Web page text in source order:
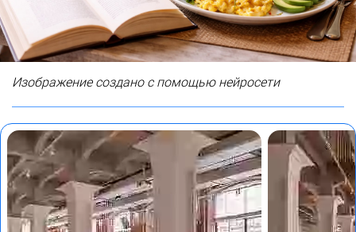
Изображение создано с помощью нейросети